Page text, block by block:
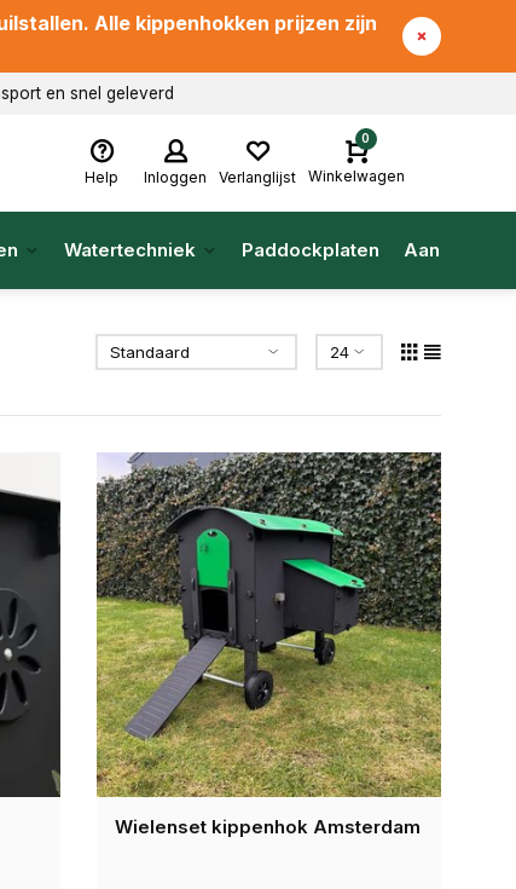
Alle kippenhokken prijzen zijn
en snel geleverd
Help Inloggen Verlanglijst
0
Winkelwagen
Watertechniek Paddockplaten
Wielenset kippenhok Amsterdam